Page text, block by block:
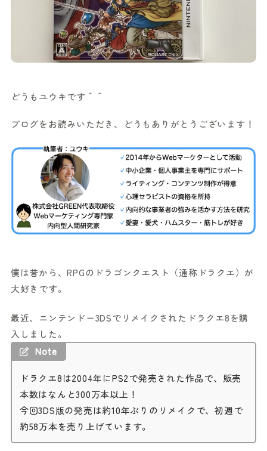
どうもユウキです＾＾
ブログをお読みいただき、どうもありがとうございます！
僕は昔から、RPGのドラゴンクエスト（通称ドラクエ）が
大好きです。
最近、ニンテンドー3DSでリメイクされたドラクエ8を購
入しました。
Note
ドラクエ8は2004年にPS2で発売された作品で、販売
本数はなんと300万本以上！
今回3DS版の発売は約10年ぶりのリメイクで、初週で
約58万本を売り上げています。